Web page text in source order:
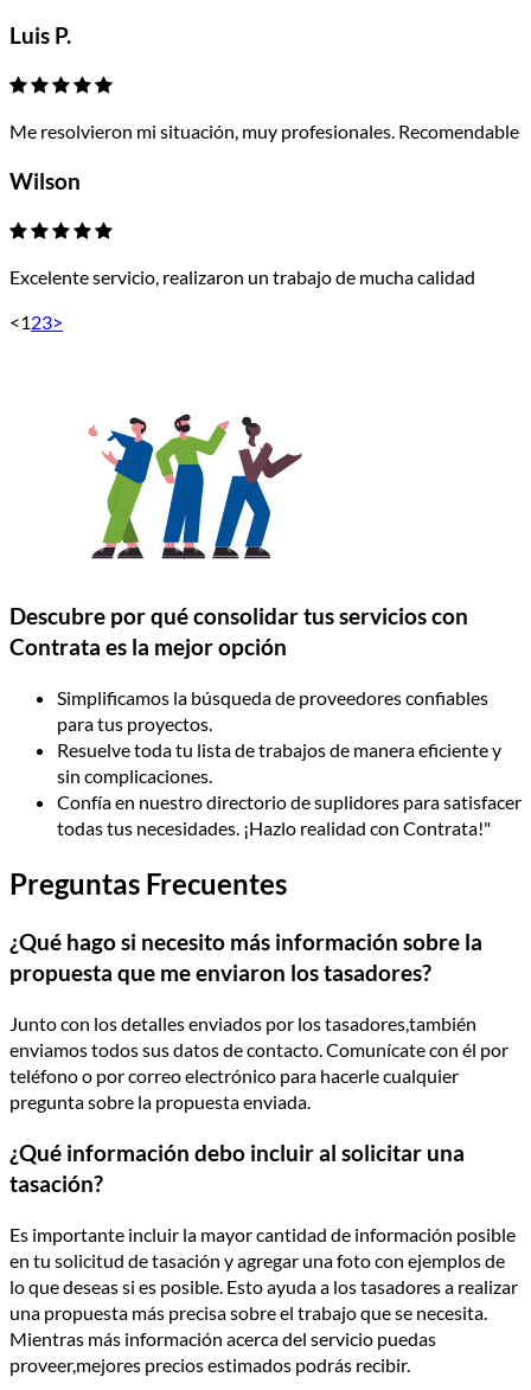
Luis P.
Me resolvieron mi situación, muy profesionales. Recomendable
Wilson
Excelente servicio, realizaron un trabajo de mucha calidad
<123>
Descubre por qué consolidar tus servicios con
Contrata es la mejor opción
Simplificamos la búsqueda de proveedores confiables
para tus proyectos.
Resuelve toda tu lista de trabajos de manera eficiente y
sin complicaciones.
Confía en nuestro directorio de suplidores para satisfacer
todas tus necesidades. ¡Hazlo realidad con Contrata!"
Preguntas Frecuentes
¿Qué hago si necesito más información sobre la
propuesta que me enviaron los tasadores?
Junto con los detalles enviados por los tasadores,también
enviamos todos sus datos de contacto. Comunícate con él por
teléfono o por correo electrónico para hacerle cualquier
pregunta sobre la propuesta enviada.
¿Qué información debo incluir al solicitar una
tasación?
Es importante incluir la mayor cantidad de información posible
en tu solicitud de tasación y agregar una foto con ejemplos de
lo que deseas si es posible. Esto ayuda a los tasadores a realizar
una propuesta más precisa sobre el trabajo que se necesita.
Mientras más información acerca del servicio puedas
proveer,mejores precios estimados podrás recibir.